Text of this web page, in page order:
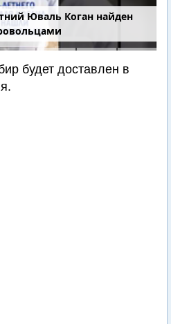
Юваль Коган найден
будет доставлен в